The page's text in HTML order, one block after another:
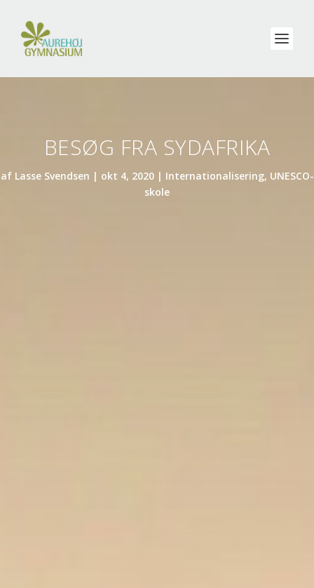
BESØG FRA SYDAFRIKA
af Lasse Svendsen | okt 4, 2020| Internationalisering, UNESCO-
skole